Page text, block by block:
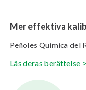
Mer effektiva
Peñoles Quimica del
Läs deras berättelse >